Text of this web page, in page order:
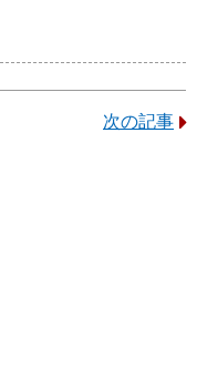
次の記事